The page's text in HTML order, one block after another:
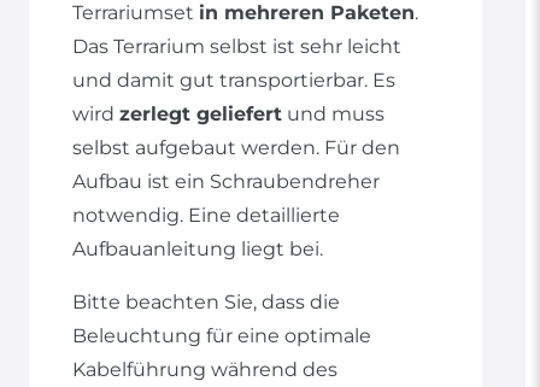
Terrariumset in mehreren Paketen.
Das Terrarium selbst ist sehr leicht
und damit gut transportierbar. Es
wird zerlegt geliefert und muss
selbst aufgebaut werden. Für den
Aufbau ist ein Schraubendreher
notwendig. Eine detaillierte
Aufbauanleitung liegt bei.
Bitte beachten Sie, dass die
Beleuchtung für eine optimale
Kabelführung während des